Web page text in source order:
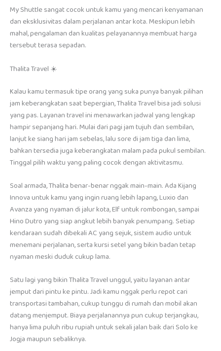
My Shuttle sangat cocok untuk kamu yang mencari kenyamanan
dan eksklusivitas dalam perjalanan antar kota. Meskipun lebih
mahal, pengalaman dan kualitas pelayanannya membuat harga
tersebut terasa sepadan.
Thalita Travel ☀️
Kalau kamu termasuk tipe orang yang suka punya banyak pilihan
jam keberangkatan saat bepergian, Thalita Travel bisa jadi solusi
yang pas. Layanan travel ini menawarkan jadwal yang lengkap
hampir sepanjang hari. Mulai dari pagi jam tujuh dan sembilan,
lanjut ke siang hari jam sebelas, lalu sore di jam tiga dan lima,
bahkan tersedia juga keberangkatan malam pada pukul sembilan.
Tinggal pilih waktu yang paling cocok dengan aktivitasmu.
Soal armada, Thalita benar-benar nggak main-main. Ada Kijang
Innova untuk kamu yang ingin ruang lebih lapang, Luxio dan
Avanza yang nyaman di jalur kota, Elf untuk rombongan, sampai
Hino Dutro yang siap angkut lebih banyak penumpang. Setiap
kendaraan sudah dibekali AC yang sejuk, sistem audio untuk
menemani perjalanan, serta kursi setel yang bikin badan tetap
nyaman meski duduk cukup lama.
Satu lagi yang bikin Thalita Travel unggul, yaitu layanan antar
jemput dari pintu ke pintu. Jadi kamu nggak perlu repot cari
transportasi tambahan, cukup tunggu di rumah dan mobil akan
datang menjemput. Biaya perjalanannya pun cukup terjangkau,
hanya lima puluh ribu rupiah untuk sekali jalan baik dari Solo ke
Jogja maupun sebaliknya.